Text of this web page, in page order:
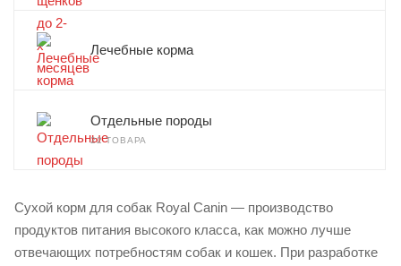
Лечебные корма
Отдельные породы
22 ТОВАРА
Сухой корм для собак Royal Canin — производство
продуктов питания высокого класса, как можно лучше
отвечающих потребностям собак и кошек. При разработке